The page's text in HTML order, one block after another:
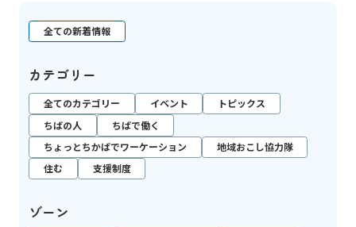
全ての新着情報
カテゴリー
全てのカテゴリー イベント
トピックス
ちばの人
ちばで働く
ちょっとちかばでワーケーション
地域おこし協力隊
住む
支援制度
ゾーン